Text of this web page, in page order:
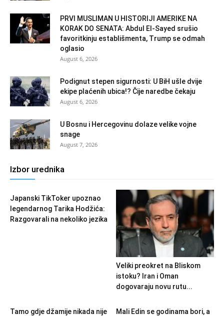
PRVI MUSLIMAN U HISTORIJI AMERIKE NA
KORAK DO SENATA: Abdul El-Sayed srušio
favoritkinju establišmenta, Trump se odmah
oglasio
August 6, 2026
Podignut stepen sigurnosti: U BiH ušle dvije
ekipe plaćenih ubica!? Čije naredbe čekaju
August 6, 2026
U Bosnu i Hercegovinu dolaze velike vojne
snage
August 7, 2026
Izbor urednika
Japanski TikToker upoznao
legendarnog Tarika Hodžića:
Razgovarali na nekoliko jezika
Veliki preokret na Bliskom
istoku? Iran i Oman
dogovaraju novu rutu...
Tamo gdje džamije nikada nije
Mali Edin se godinama bori, a